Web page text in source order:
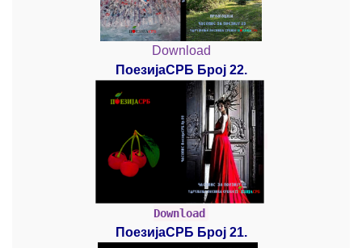
Download
ПоезијаСРБ Број 22.
Download
ПоезијаСРБ Број 21.